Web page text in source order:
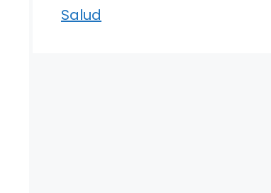
Salud